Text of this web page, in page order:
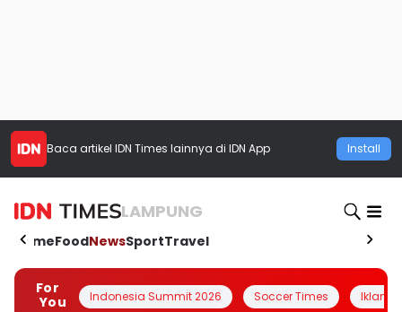
Baca artikel IDN Times lainnya di IDN App Install
LAMPUNG
HomeFoodNewsSportTravel
For
You
Indonesia Summit 2026 Soccer Times Iklanin